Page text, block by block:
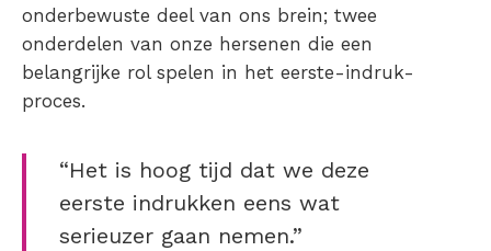
onderbewuste deel van ons brein; twee
onderdelen van onze hersenen die een
belangrijke rol spelen in het eerste-indruk-
proces.
“Het is hoog tijd dat we deze
eerste indrukken eens wat
serieuzer gaan nemen.”